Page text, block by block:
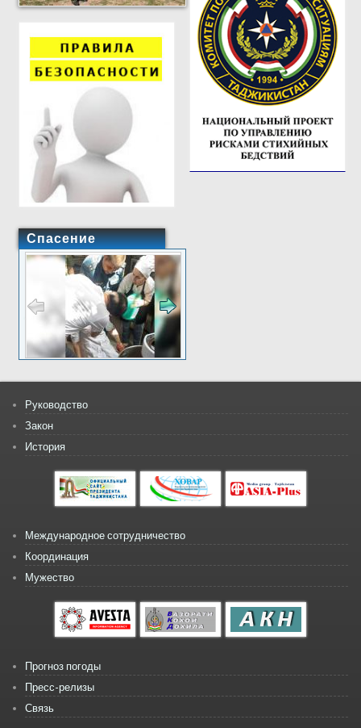
Спасение
Руководство
Закон
История
Международное сотрудничество
Координация
Мужество
Прогноз погоды
Пресс-релизы
Связь